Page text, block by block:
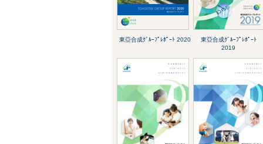
東亞合成ｸﾞﾙｰﾌﾟﾚﾎﾟｰﾄ 2020
東亞合成ｸﾞﾙｰﾌﾟﾚﾎﾟｰﾄ
2019